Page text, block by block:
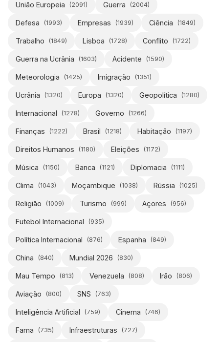
União Europeia (2091) Guerra (2004)
Defesa (1993) Empresas (1939) Ciência (1849)
Trabalho (1849) Lisboa (1728) Conflito (1722)
Guerra na Ucrânia (1603) Acidente (1590)
Meteorologia (1425) Imigração (1351)
Ucrânia (1320) Europa (1320) Geopolítica (1280)
Internacional (1278) Governo (1266)
Finanças (1222) Brasil (1218) Habitação (1197)
Direitos Humanos (1180) Eleições (1172)
Música (1150) Banca (1121) Diplomacia (1111)
Clima (1043) Moçambique (1038) Rússia (1025)
Religião (1009) Turismo (999) Açores (956)
Futebol Internacional (935)
Política Internacional (876) Espanha (849)
China (840) Mundial 2026 (830)
Mau Tempo (813) Venezuela (808) Irão (806)
Aviação (800) SNS (763)
Inteligência Artificial (759) Cinema (746)
Fama (735) Infraestruturas (727)